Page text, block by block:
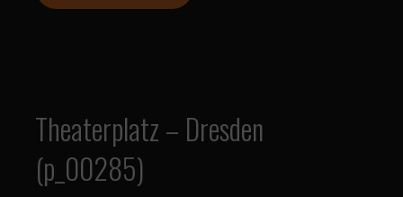
Theaterplatz – Dresden
(p_00285)